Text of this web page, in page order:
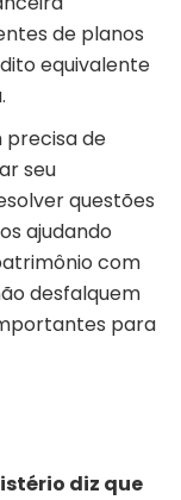
de planos
equivalente
precisa de
seu
questões
ajudando
com
desfalquem
para
diz que